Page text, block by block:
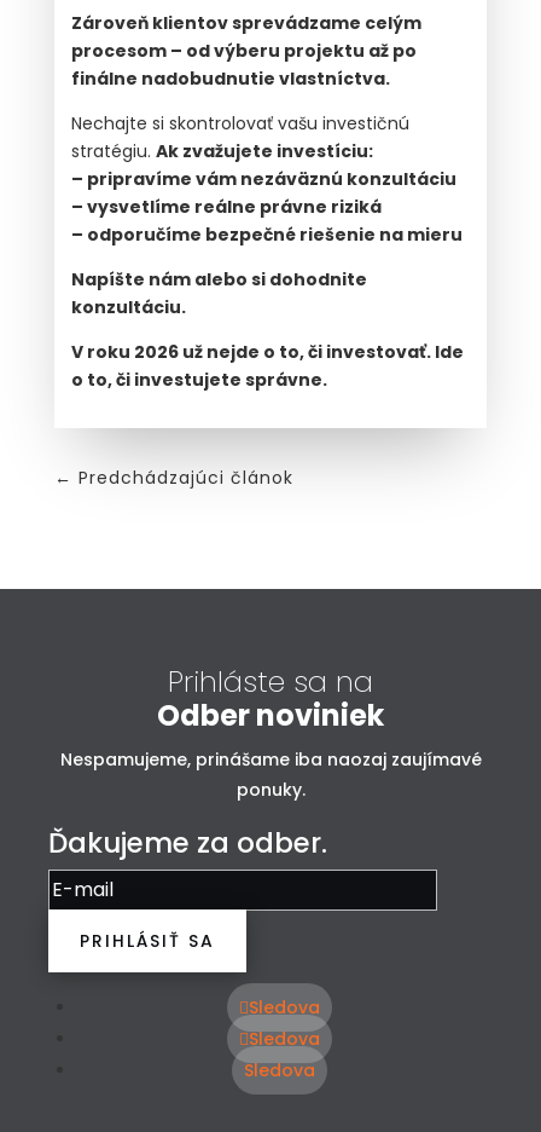
Zároveň klientov sprevádzame celým
procesom – od výberu projektu až po
finálne nadobudnutie vlastníctva.
Nechajte si skontrolovať vašu investičnú
stratégiu.Ak zvažujete investíciu:
– pripravíme vám nezáväznú konzultáciu
– vysvetlíme reálne právne riziká
– odporučíme bezpečné riešenie na mieru
Napíšte nám alebo si dohodnite
konzultáciu.
V roku 2026 už nejde o to, či investovať. Ide
o to, či investujete správne.
← Predchádzajúci článok
Prihláste sa na
Odber noviniek
Nespamujeme, prinášame iba naozaj zaujímavé
ponuky.
Ďakujeme za odber.
PRIHLÁSIŤ SA
Sledova
Sledova
Sledova